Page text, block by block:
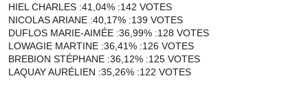
Communication
Le bulletin municipal : Fressinfo & Le Fressinois
Toutes les publications
HIEL CHARLES :41,04% :142 VOTES
NICOLAS ARIANE :40,17% :139 VOTES
DUFLOS MARIE-AIMÉE :36,99% :128 VOTES
LOWAGIE MARTINE :36,41% :126 VOTES
BREBION STÉPHANE :36,12% :125 VOTES
LAQUAY AURÉLIEN :35,26% :122 VOTES